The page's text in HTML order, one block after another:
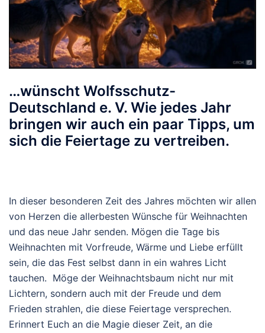
…wünscht Wolfsschutz-
Deutschland e. V. Wie jedes Jahr
bringen wir auch ein paar Tipps, um
sich die Feiertage zu vertreiben.
In dieser besonderen Zeit des Jahres möchten wir allen
von Herzen die allerbesten Wünsche für Weihnachten
und das neue Jahr senden. Mögen die Tage bis
Weihnachten mit Vorfreude, Wärme und Liebe erfüllt
sein, die das Fest selbst dann in ein wahres Licht
tauchen. Möge der Weihnachtsbaum nicht nur mit
Lichtern, sondern auch mit der Freude und dem
Frieden strahlen, die diese Feiertage versprechen.
Erinnert Euch an die Magie dieser Zeit, an die